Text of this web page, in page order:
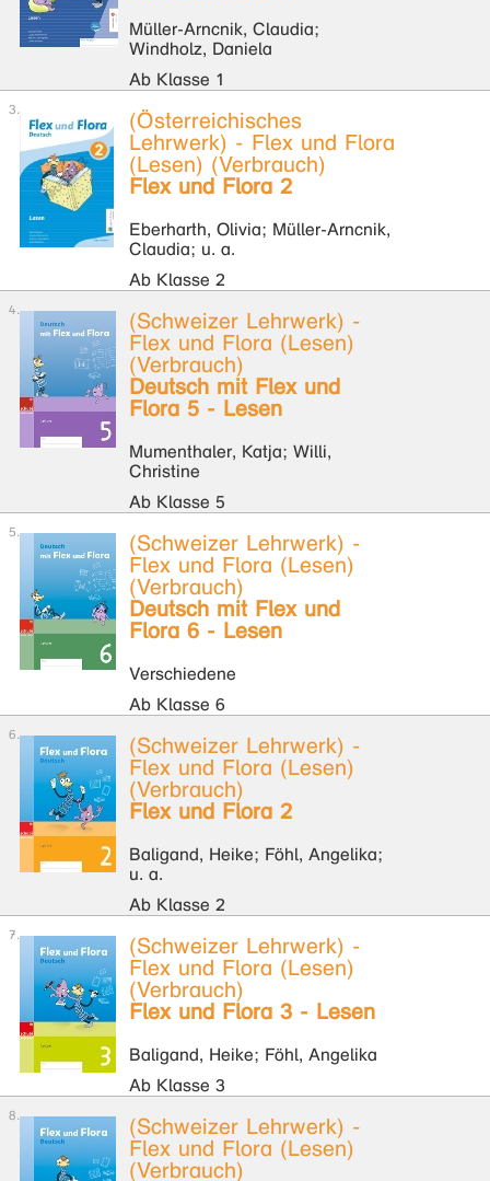
Müller-Arncnik, Claudia;
Windholz, Daniela
Ab Klasse 1
(Österreichisches
Lehrwerk) - Flex und Flora
(Lesen) (Verbrauch)
Flex und Flora 2
Eberharth, Olivia; Müller-Arncnik,
Claudia; u. a.
Ab Klasse 2
(Schweizer Lehrwerk) -
Flex und Flora (Lesen)
(Verbrauch)
Deutsch mit Flex und
Flora 5 - Lesen
Mumenthaler, Katja; Willi,
Christine
Ab Klasse 5
(Schweizer Lehrwerk) -
Flex und Flora (Lesen)
(Verbrauch)
Deutsch mit Flex und
Flora 6 - Lesen
Verschiedene
Ab Klasse 6
(Schweizer Lehrwerk) -
Flex und Flora (Lesen)
(Verbrauch)
Flex und Flora 2
Baligand, Heike; Föhl, Angelika;
u. a.
Ab Klasse 2
(Schweizer Lehrwerk) -
Flex und Flora (Lesen)
(Verbrauch)
Flex und Flora 3 - Lesen
Baligand, Heike; Föhl, Angelika
Ab Klasse 3
(Schweizer Lehrwerk) -
Flex und Flora (Lesen)
(Verbrauch)